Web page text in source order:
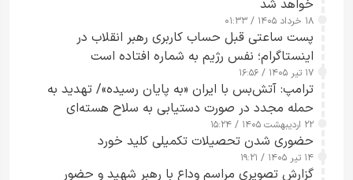
خواهد شد
۱۸ خرداد ۱۴۰۵ / ۰۱:۳۳
پست ساعتی قبل حساب کاربری رهبر انقلاب در
اینستاگرام؛ نفس رژیم به شماره افتاده است​
۱۷ تیر ۱۴۰۵ / ۱۶:۵۶
ترامپ: آتش‌بس با ایران «به پایان رسیده»/ تهدید به
حمله مجدد در صورت دستیابی به سلاح هسته‌ای
۲۲ اردیبهشت ۱۴۰۵ / ۱۵:۲۴
حضوری شدن تحصیلات تکمیلی کلید خورد
۱۴ تیر ۱۴۰۵ / ۱۹:۲۱
گزارش تصویری مراسم وداع با رهبر شهید و حضور